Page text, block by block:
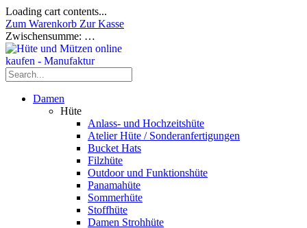
Loading cart contents...
Zum Warenkorb Zur Kasse
Zwischensumme: …
Damen
Hüte
Anlass- und Hochzeitshüte
Atelier Hüte / Sonderanfertigungen
Bucket Hats
Filzhüte
Outdoor und Funktionshüte
Panamahüte
Sommerhüte
Stoffhüte
Damen Strohhüte